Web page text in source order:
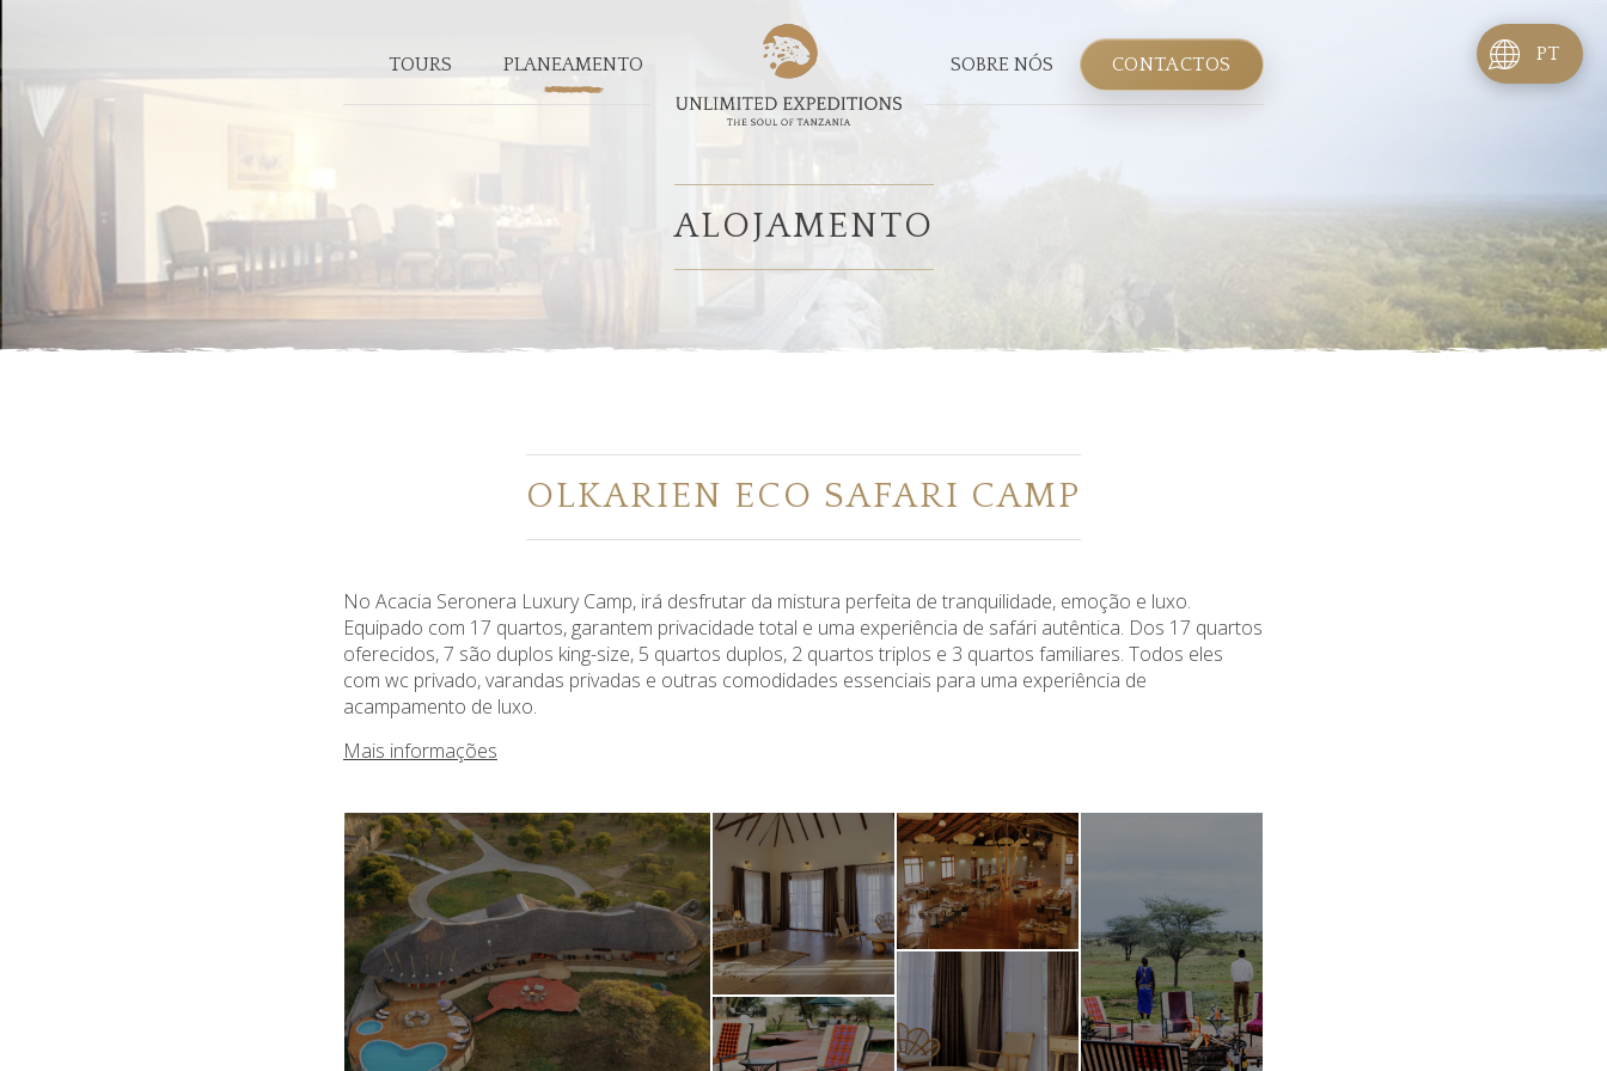
TOURS PLANEAMENTO SOBRE NÓS CONTACTOS
ALOJAMENTO
OLKARIEN ECO SAFARI CAMP
No Acacia Seronera Luxury Camp, irá desfrutar da mistura perfeita de tranquilidade, emoção e luxo.
Equipado com 17 quartos, garantem privacidade total e uma experiência de safári autêntica. Dos 17 quartos
oferecidos, 7 são duplos king-size, 5 quartos duplos, 2 quartos triplos e 3 quartos familiares. Todos eles
com wc privado, varandas privadas e outras comodidades essenciais para uma experiência de
acampamento de luxo.
Mais informações
PT